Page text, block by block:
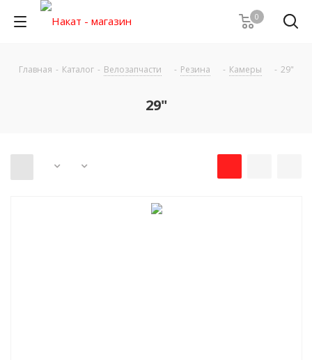
0
Главная - Каталог - Велозапчасти - Резина - Камеры - 29"
29"